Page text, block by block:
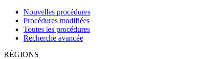
Nouvelles procédures
Procédures modifiées
Toutes les procédures
Recherche avancée
RÉGIONS